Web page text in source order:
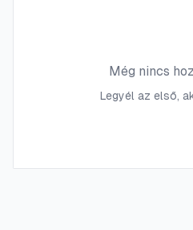
Még nincs
Legyél az első,